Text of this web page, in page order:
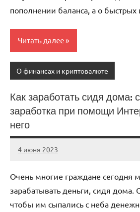
пополнении баланса, а о
Читать далее
О финансах и криптовалюте
Как заработать сидя дома:
заработка при помощи
него
4 июня 2023
anti_shpion_
Нет
Очень многие граждане сегодня
зарабатывать деньги, сидя дома.
чтобы им сыпались с неба